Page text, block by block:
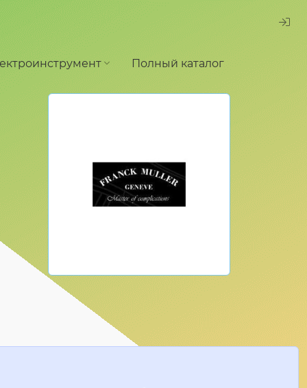
Полный каталог